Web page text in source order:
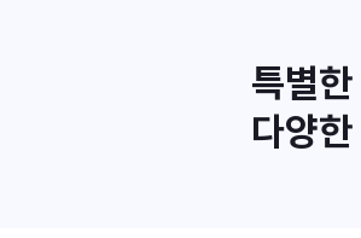
특별한
다양한